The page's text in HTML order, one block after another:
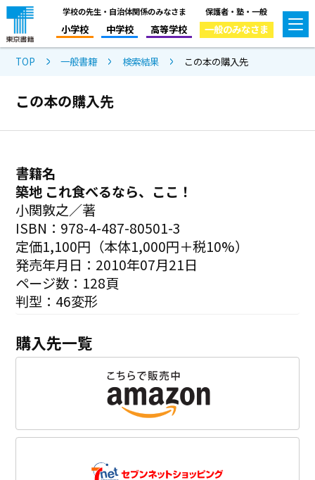
学校の先生・自治体関係のみなさま
小学校 中学校 高等学校
保護者・塾・一般
一般のみなさま
TOP 一般書籍 検索結果 この本の購入先
この本の購入先
書籍名
築地 これ食べるなら、ここ！
小関敦之／著
ISBN：978-4-487-80501-3
定価1,100円（本体1,000円＋税10%）
発売年月日：2010年07月21日
ページ数：128頁
判型：46変形
購入先一覧